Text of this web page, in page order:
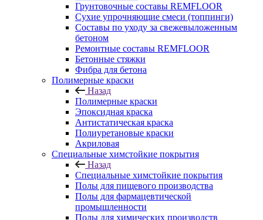
Грунтовочные составы REMFLOOR
Сухие упрочняющие смеси (топпинги)
Составы по уходу за свежевыложенным
бетоном
Ремонтные составы REMFLOOR
Бетонные стяжки
Фибра для бетона
Полимерные краски
Назад
Полимерные краски
Эпоксидная краска
Антистатическая краска
Полиуретановые краски
Акриловая
Специальные химстойкие покрытия
Назад
Специальные химстойкие покрытия
Полы для пищевого производства
Полы для фармацевтической
промышленности
Полы для химических производств